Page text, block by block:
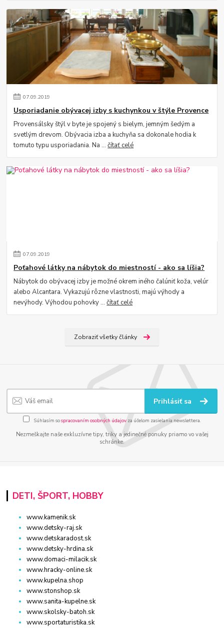
07.09.2019
Usporiadanie obývacej izby s kuchynkou v štýle Provence
Provensálsky štýl v byte je spojený s bielym, jemným šedým a
svetlým drevom. Obývacia izba a kuchyňa sa dokonale hodia k
tomuto typu usporiadania. Na ...čítať celé
07.09.2019
Poťahové látky na nábytok do miestností - ako sa líšia?
Nábytok do obývacej izby je možné okrem iného čalúniť koža, velúr
alebo Alcantara. Vykazujú rôzne vlastnosti, majú výhody a
nevýhody. Výhodou pohovky ...čítať celé
Zobraziť všetky články
Prihlásiť sa
Súhlasím sospracovaním osobných údajov za účelom zasielania newslettera.
Nezmeškajte naše exkluzívne tipy, triky a jedinečné ponuky priamo vo vašej
schránke.
DETI, ŠPORT, HOBBY
www.kamenik.sk
www.detsky-raj.sk
www.detskaradost.sk
www.detsky-hrdina.sk
www.domaci-milacik.sk
www.hracky-online.sk
www.kupelna.shop
www.stonshop.sk
www.sanita-kupelne.sk
www.skolsky-batoh.sk
www.sportaturistika.sk